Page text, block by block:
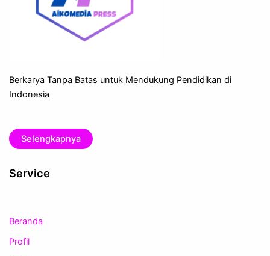
Berkarya Tanpa Batas untuk Mendukung Pendidikan di
Indonesia
Selengkapnya
Service
Beranda
Profil